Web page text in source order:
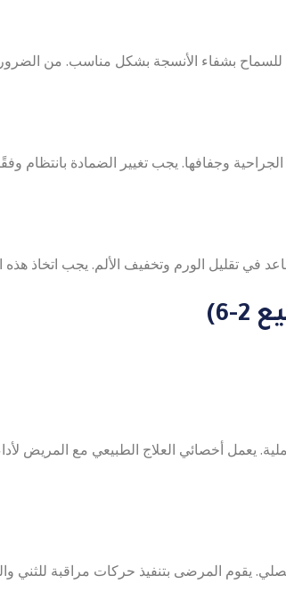
للسماح بشفاء الأنسجة بشكل مناسب. من
وجفافها. يجب تغيير الضمادة بانتظام
في تقليل الورم وتخفيف الألم. يجب اتخاذ هذه
يعمل أخصائي العلاج الطبيعي مع المريض
يقوم المرضى بتنفيذ حركات مراقبة